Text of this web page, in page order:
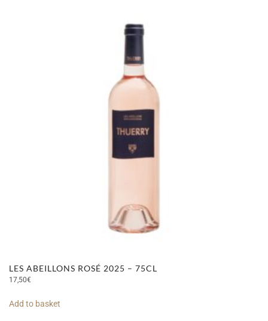
LES ABEILLONS ROSÉ 2025 – 75CL
17,50€
Add to basket